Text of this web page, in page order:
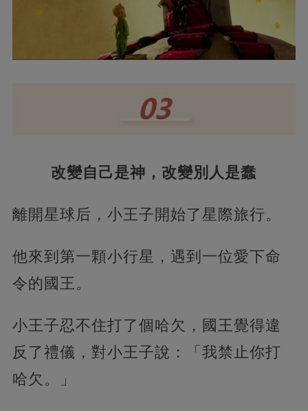
改變自己是神，改變別人是蠢
離開星球后，小王子開始了星際旅行。
他來到第一顆小行星，遇到一位愛下命
令的國王。
小王子忍不住打了個哈欠，國王覺得違
反了禮儀，對小王子說：「我禁止你打
哈欠。」